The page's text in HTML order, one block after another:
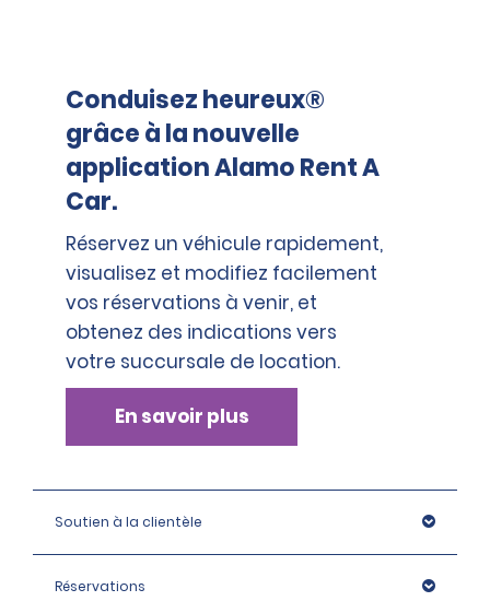
Conduisez heureux®
grâce à la nouvelle
application Alamo Rent A
Car.
Réservez un véhicule rapidement,
visualisez et modifiez facilement
vos réservations à venir, et
obtenez des indications vers
votre succursale de location.
En savoir plus
Soutien à la clientèle
Réservations